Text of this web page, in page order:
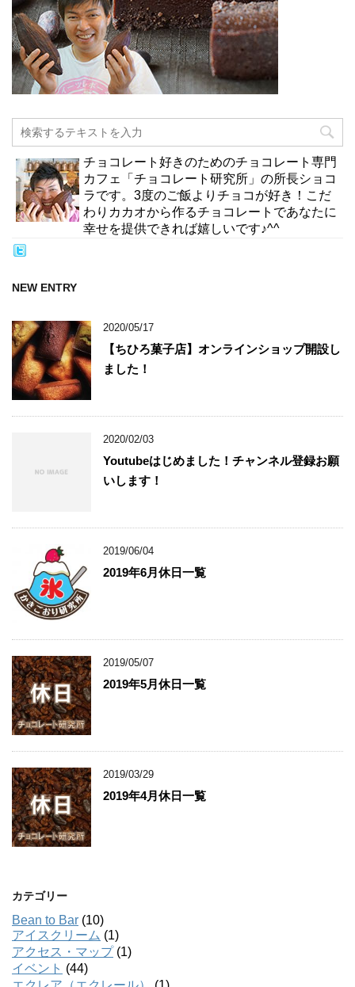
チョコレート好きのためのチョコレート専門
カフェ「チョコレート研究所」の所長ショコ
ラです。3度のご飯よりチョコが好き！こだ
わりカカオから作るチョコレートであなたに
幸せを提供できれば嬉しいです♪^^
NEW ENTRY
2020/05/17
【ちひろ菓子店】オンラインショップ開設し
ました！
2020/02/03
Youtubeはじめました！チャンネル登録お願
いします！
2019/06/04
2019年6月休日一覧
2019/05/07
2019年5月休日一覧
2019/03/29
2019年4月休日一覧
カテゴリー
Bean to Bar (10)
アイスクリーム (1)
アクセス・マップ(1)
イベント (44)